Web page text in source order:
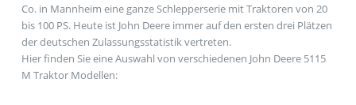
Co. in Mannheim eine ganze Schlepperserie mit Traktoren von 20
bis 100 PS. Heute ist John Deere immer auf den ersten drei Plätzen
der deutschen Zulassungsstatistik vertreten.
Hier finden Sie eine Auswahl von verschiedenen John Deere 5115
M Traktor Modellen: